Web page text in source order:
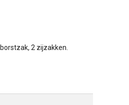
2 zijzakken.